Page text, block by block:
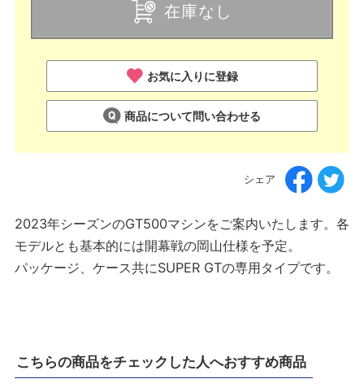
在庫なし
お気に入りに登録
商品について問い合わせる
シェア
2023年シーズンのGT500マシンをご案内いたします。各
モデルとも基本的には開幕戦の岡山仕様を予定。
パッケージ、ケース共にSUPER GTの専用タイプです。
こちらの商品をチェックした人へおすすめ商品